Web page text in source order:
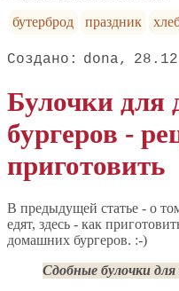
бутерброд
праздник
dona
Булочки для
бургеров -
приготовить
В предыдущей статье - о
едят, здесь - как
домашних бургеров. :-)
Сдобные булочки для